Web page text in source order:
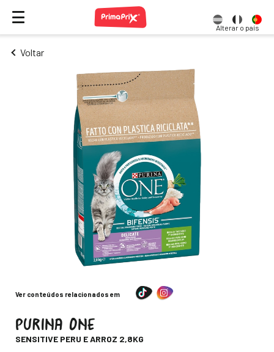
Alterar o país
Voltar
Ver conteúdos relacionados em
PURINA ONE
SENSITIVE PERU E ARROZ 2,8KG